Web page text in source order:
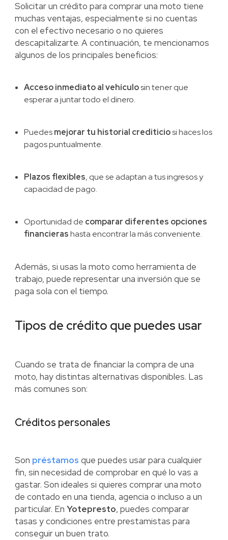
Solicitar un crédito para comprar una moto tiene
muchas ventajas, especialmente si no cuentas
con el efectivo necesario o no quieres
descapitalizarte. A continuación, te mencionamos
algunos de los principales beneficios:
Acceso inmediato al vehículosin tener que
esperar a juntar todo el dinero.
Puedesmejorar tu historial crediticiosi haces los
pagos puntualmente.
Plazos flexibles, que se adaptan a tus ingresos y
capacidad de pago.
Oportunidad de comparar diferentes opciones
financierashasta encontrar la más conveniente.
Además, si usas la moto como herramienta de
trabajo, puede representar una inversión que se
paga sola con el tiempo.
Tipos de crédito que puedes usar
Cuando se trata de financiar la compra de una
moto, hay distintas alternativas disponibles. Las
más comunes son:
Créditos personales
Son préstamos que puedes usar para cualquier
fin, sin necesidad de comprobar en qué lo vas a
gastar. Son ideales si quieres comprar una moto
de contado en una tienda, agencia o incluso a un
particular. En Yotepresto, puedes comparar
tasas y condiciones entre prestamistas para
conseguir un buen trato.